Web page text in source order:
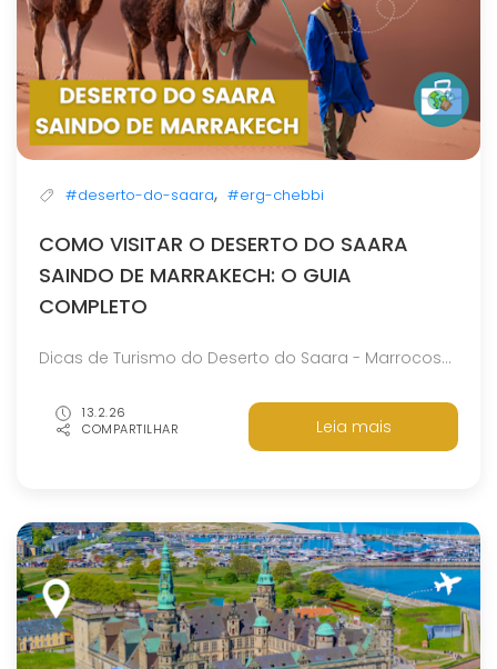
#deserto-do-saara, #erg-chebbi
COMO VISITAR O DESERTO DO SAARA
SAINDO DE MARRAKECH: O GUIA
COMPLETO
Dicas de Turismo do Deserto do Saara - Marrocos...
Leia mais
13.2.26
COMPARTILHAR